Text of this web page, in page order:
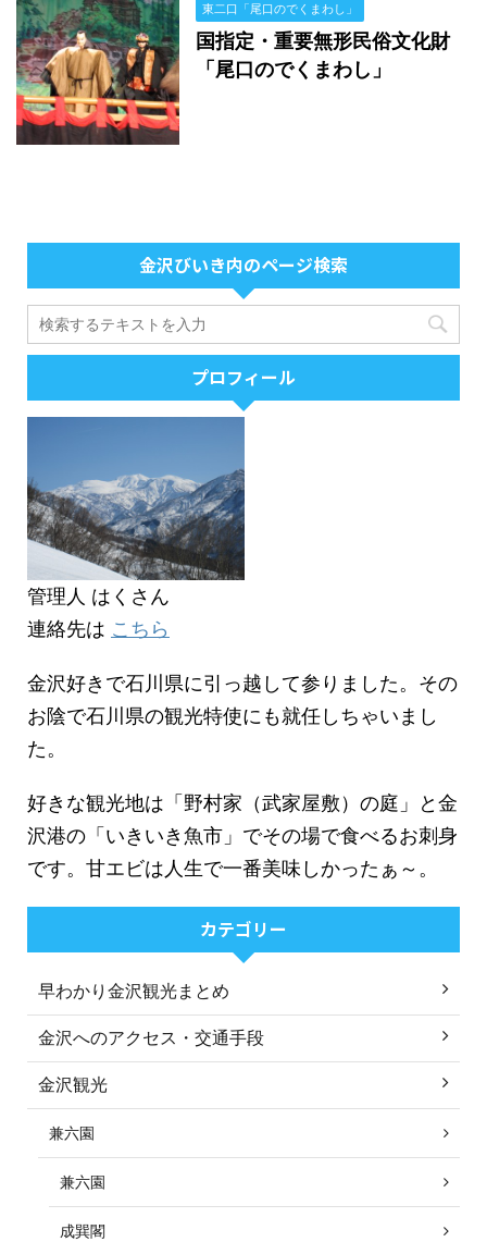
東二口「尾口のでくまわし」
国指定・重要無形民俗文化財
「尾口のでくまわし」
金沢びいき内のページ検索
プロフィール
管理人 はくさん
連絡先は こちら
金沢好きで石川県に引っ越して参りました。その
お陰で石川県の観光特使にも就任しちゃいまし
た。
好きな観光地は「野村家（武家屋敷）の庭」と金
沢港の「いきいき魚市」でその場で食べるお刺身
です。甘エビは人生で一番美味しかったぁ～。
カテゴリー
早わかり金沢観光まとめ
金沢へのアクセス・交通手段
金沢観光
兼六園
兼六園
成巽閣